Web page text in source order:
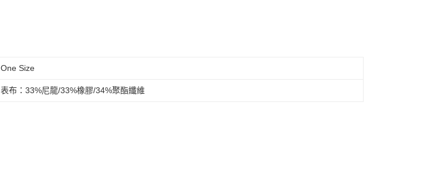
One Size
表布：33%尼龍/33%橡膠/34%聚酯纖維